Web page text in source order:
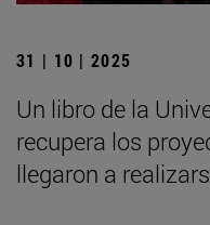
31 | 10 | 2025
Un libro de la
recupera los
llegaron a